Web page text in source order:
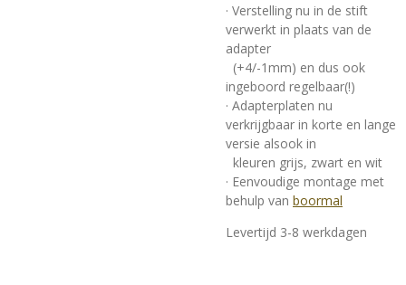
· Verstelling nu in de stift
verwerkt in plaats van de
adapter
(+4/-1mm) en dus ook
ingeboord regelbaar(!)
· Adapterplaten nu
verkrijgbaar in korte en lange
versie alsook in
kleuren grijs, zwart en wit
· Eenvoudige montage met
behulp van boormal
Levertijd 3-8 werkdagen